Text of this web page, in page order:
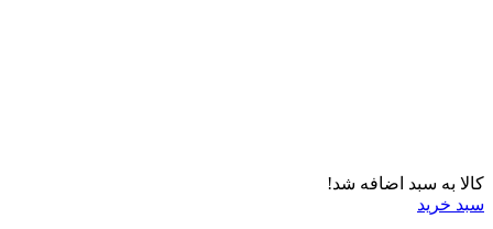
کالا به سبد اضافه شد!
سبد خرید